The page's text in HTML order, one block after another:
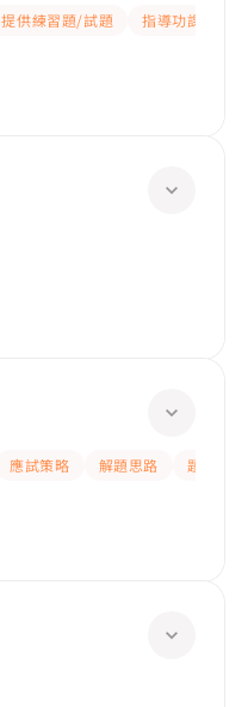
提供練習題/試題 指導功課
應試策略 解題思路
題目講解